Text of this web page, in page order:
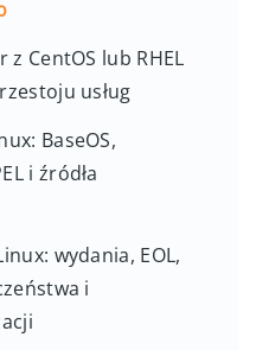
z CentOS lub RHEL
usług
BaseOS,
i źródła
wydania, EOL,
i